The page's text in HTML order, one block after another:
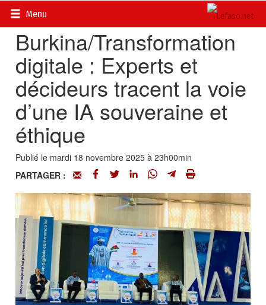
Menu
Accueil>
Burkina/Transformation
digitale : Experts et
décideurs tracent la voie
d’une IA souveraine et
éthique
Publié le mardi 18 novembre 2025 à 23h00min
PARTAGER :